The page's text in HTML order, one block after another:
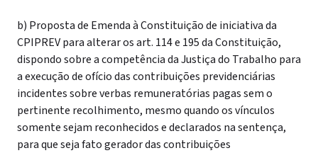
b) Proposta de Emenda à Constituição de iniciativa da
CPIPREV para alterar os art. 114 e 195 da Constituição,
dispondo sobre a competência da Justiça do Trabalho para
a execução de ofício das contribuições previdenciárias
incidentes sobre verbas remuneratórias pagas sem o
pertinente recolhimento, mesmo quando os vínculos
somente sejam reconhecidos e declarados na sentença,
para que seja fato gerador das contribuições